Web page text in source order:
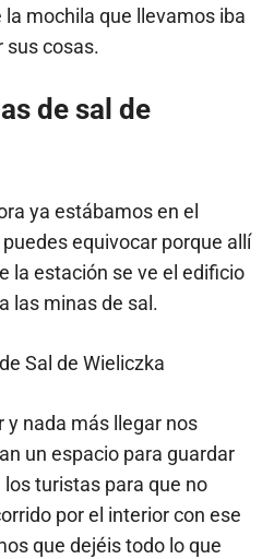
mochila que llevamos iba
sus cosas.
de sal de
ya estábamos en el
equivocar porque allí
la estación se ve el edificio
las minas de sal.
nada más llegar nos
un espacio para guardar
turistas para que no
por el interior con ese
que dejéis todo lo que